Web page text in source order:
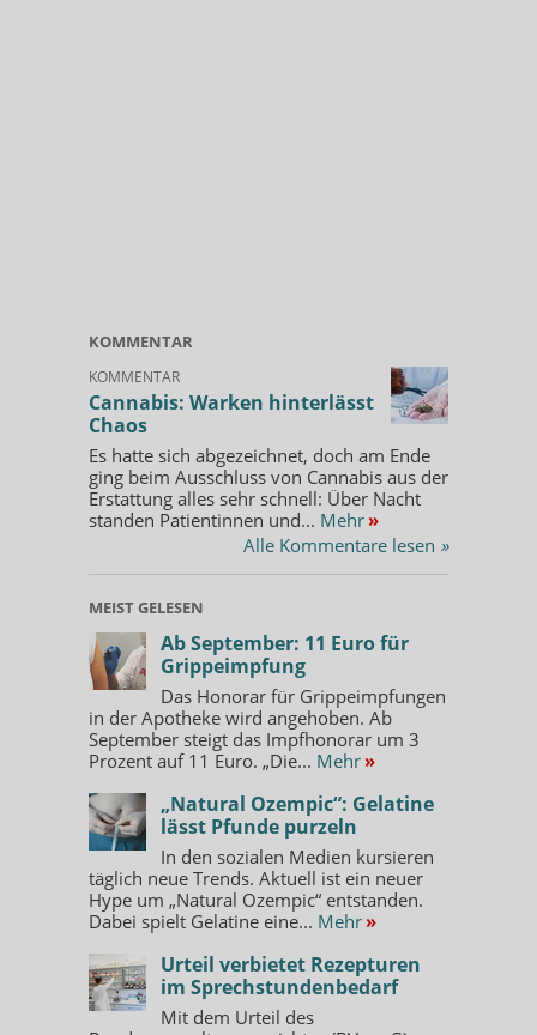
KOMMENTAR
KOMMENTAR
Cannabis: Warken hinterlässt
Chaos
Es hatte sich abgezeichnet, doch am Ende
ging beim Ausschluss von Cannabis aus der
Erstattung alles sehr schnell: Über Nacht
standen Patientinnen und... Mehr »
Alle Kommentare lesen »
MEIST GELESEN
Ab September: 11 Euro für
Grippeimpfung
Das Honorar für Grippeimpfungen
in der Apotheke wird angehoben. Ab
September steigt das Impfhonorar um 3
Prozent auf 11 Euro. „Die... Mehr »
„Natural Ozempic“: Gelatine
lässt Pfunde purzeln
In den sozialen Medien kursieren
täglich neue Trends. Aktuell ist ein neuer
Hype um „Natural Ozempic“ entstanden.
Dabei spielt Gelatine eine... Mehr »
Urteil verbietet Rezepturen
im Sprechstundenbedarf
Mit dem Urteil des